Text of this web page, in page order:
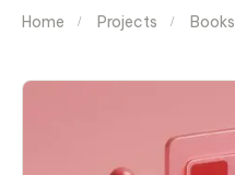
Home Projects Books